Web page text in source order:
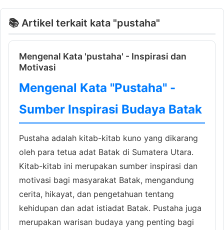
📚 Artikel terkait kata "pustaha"
Mengenal Kata 'pustaha' - Inspirasi dan
Motivasi
Mengenal Kata "Pustaha" -
Sumber Inspirasi Budaya Batak
Pustaha adalah kitab-kitab kuno yang dikarang
oleh para tetua adat Batak di Sumatera Utara.
Kitab-kitab ini merupakan sumber inspirasi dan
motivasi bagi masyarakat Batak, mengandung
cerita, hikayat, dan pengetahuan tentang
kehidupan dan adat istiadat Batak. Pustaha juga
merupakan warisan budaya yang penting bagi